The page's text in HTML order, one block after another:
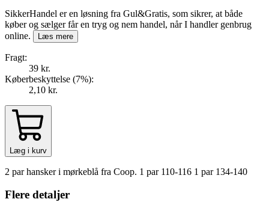
SikkerHandel er en løsning fra Gul&Gratis, som sikrer, at både
køber og sælger får en tryg og nem handel, når I handler genbrug
online.
Læs mere
Fragt:
39 kr.
Køberbeskyttelse (7%):
2,10 kr.
Læg i kurv
2 par hansker i mørkeblå fra Coop. 1 par 110-116 1 par 134-140
Flere detaljer